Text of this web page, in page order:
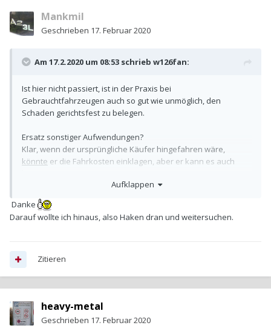
Mankmil
Geschrieben 17. Februar 2020
Am 17.2.2020 um 08:53 schrieb w126fan:
Ist hier nicht passiert, ist in der Praxis bei
Gebrauchtfahrzeugen auch so gut wie unmöglich, den
Schaden gerichtsfest zu belegen.
Ersatz sonstiger Aufwendungen?
Klar, wenn der ursprüngliche Käufer hingefahren wäre,
könnte er die Fahrkosten einklagen, aber er kann es auch
Aufklappen
Danke
Darauf wollte ich hinaus, also Haken dran und weitersuchen.
Zitieren
heavy-metal
Geschrieben 17. Februar 2020